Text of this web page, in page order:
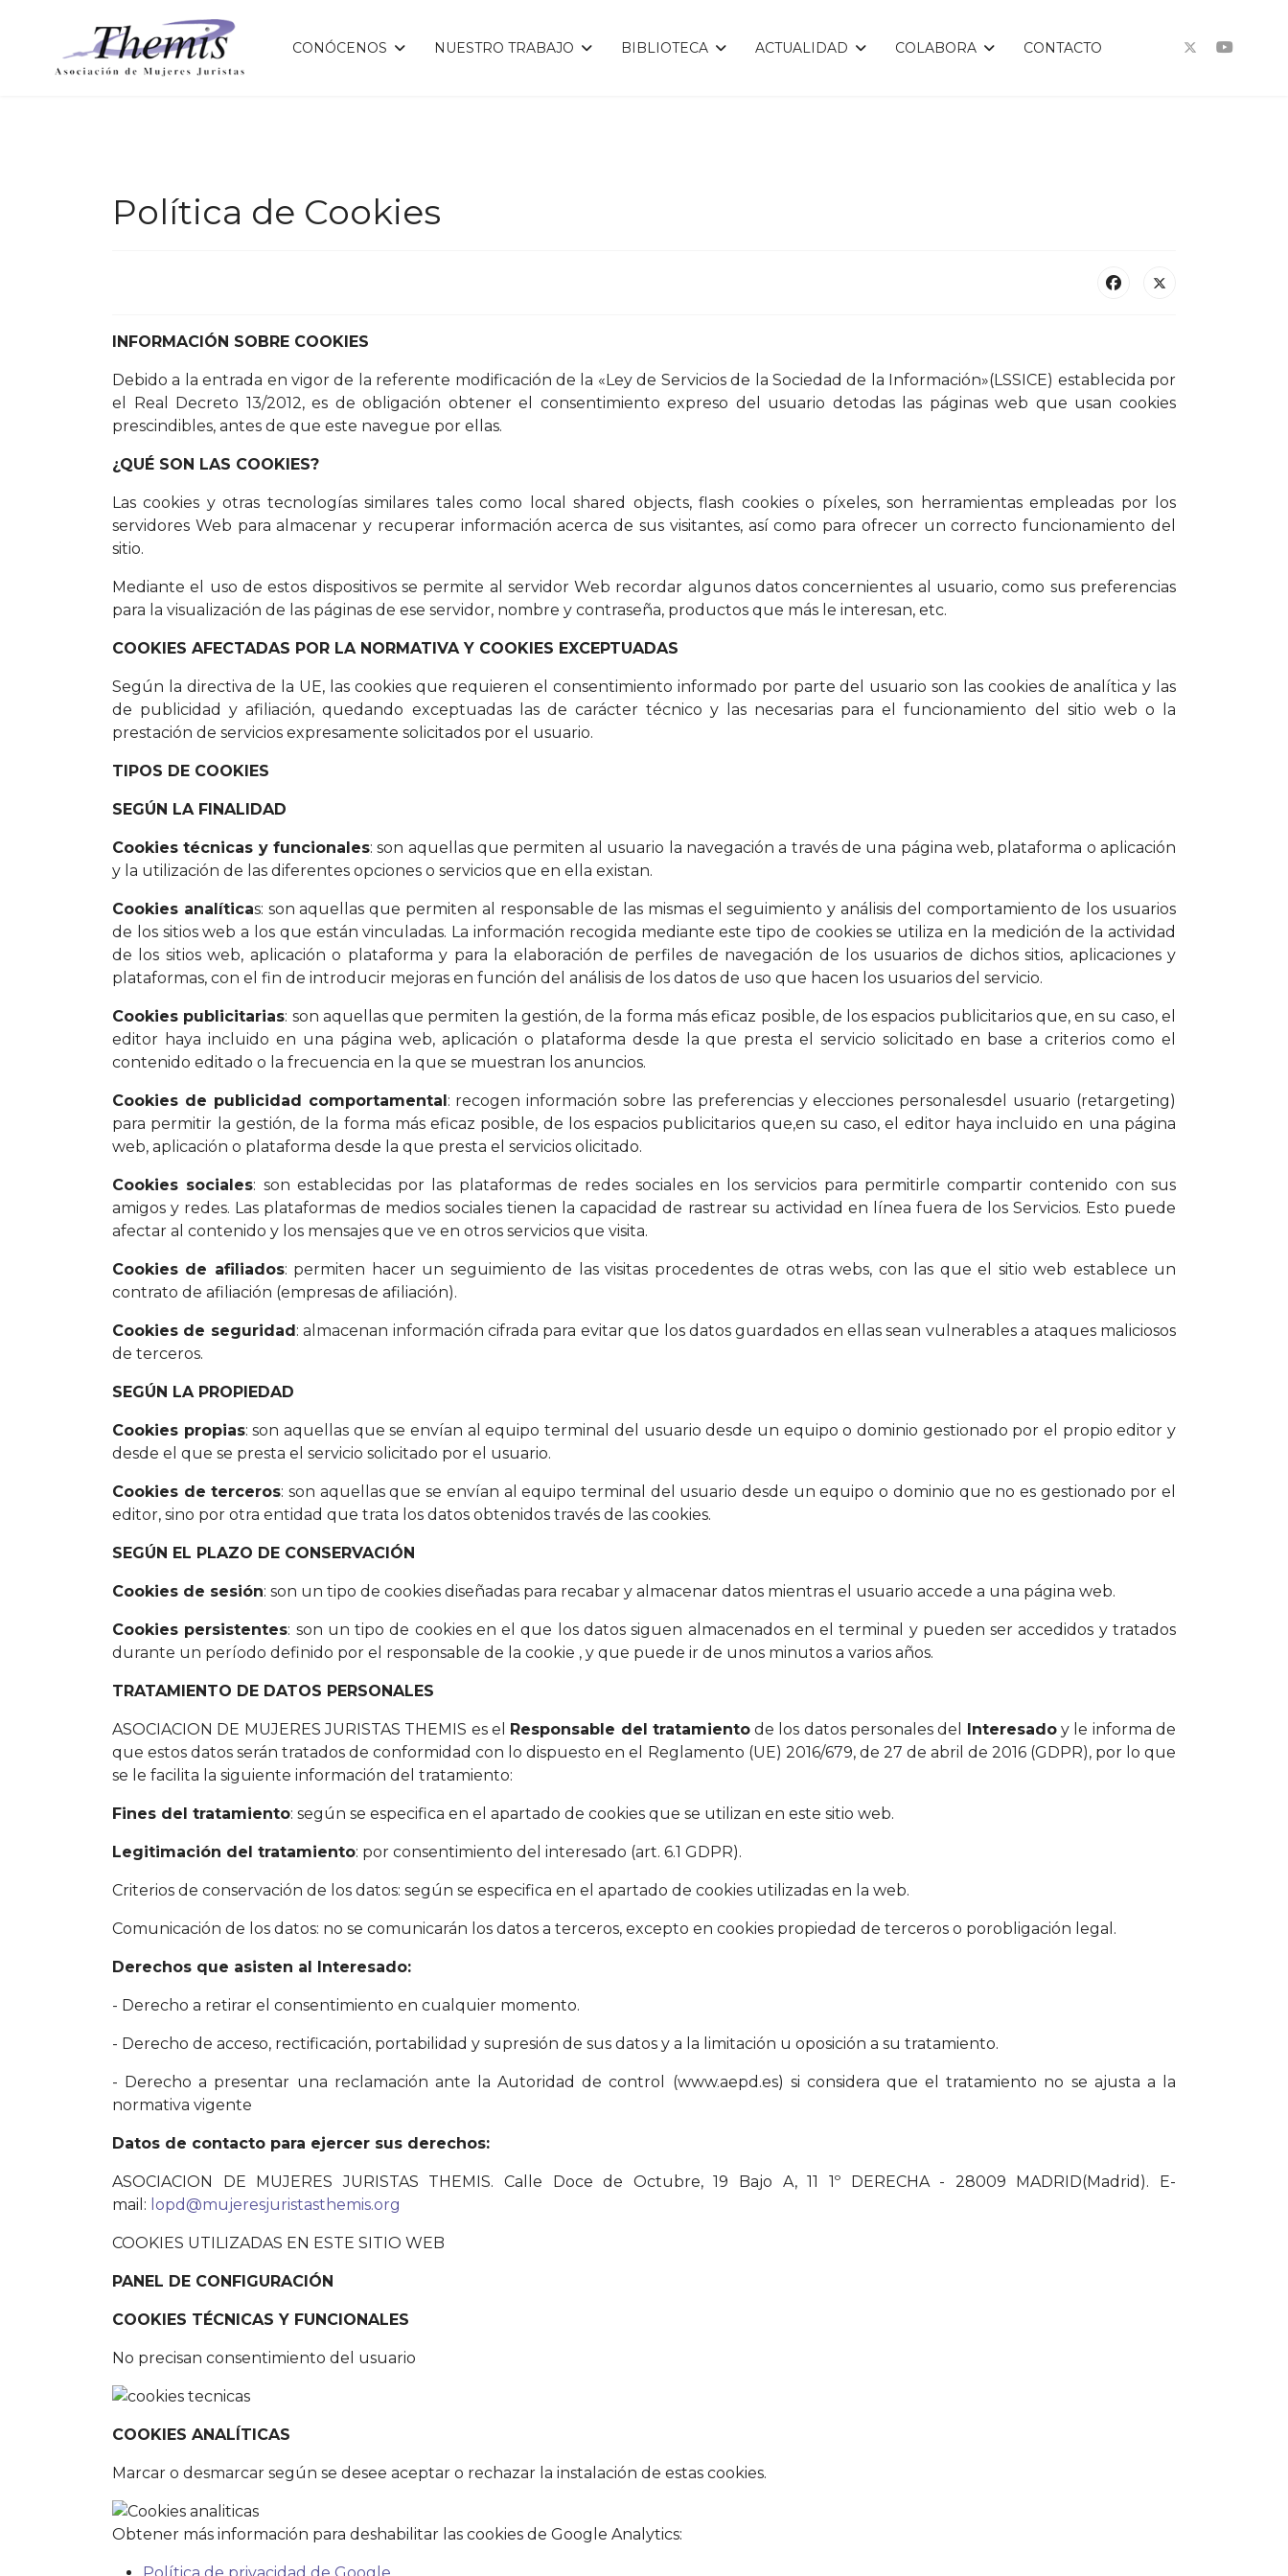
CONÓCENOS NUESTRO TRABAJO BIBLIOTECA ACTUALIDAD COLABORA CONTACTO
Política de Cookies
INFORMACIÓN SOBRE COOKIES
Debido a la entrada en vigor de la referente modificación de la «Ley de Servicios de la Sociedad de la Información»(LSSICE) establecida por
el Real Decreto 13/2012, es de obligación obtener el consentimiento expreso del usuario detodas las páginas web que usan cookies
prescindibles, antes de que este navegue por ellas.
¿QUÉ SON LAS COOKIES?
Las cookies y otras tecnologías similares tales como local shared objects, flash cookies o píxeles, son herramientas empleadas por los
servidores Web para almacenar y recuperar información acerca de sus visitantes, así como para ofrecer un correcto funcionamiento del
sitio.
Mediante el uso de estos dispositivos se permite al servidor Web recordar algunos datos concernientes al usuario, como sus preferencias
para la visualización de las páginas de ese servidor, nombre y contraseña, productos que más le interesan, etc.
COOKIES AFECTADAS POR LA NORMATIVA Y COOKIES EXCEPTUADAS
Según la directiva de la UE, las cookies que requieren el consentimiento informado por parte del usuario son las cookies de analítica y las
de publicidad y afiliación, quedando exceptuadas las de carácter técnico y las necesarias para el funcionamiento del sitio web o la
prestación de servicios expresamente solicitados por el usuario.
TIPOS DE COOKIES
SEGÚN LA FINALIDAD
Cookies técnicas y funcionales: son aquellas que permiten al usuario la navegación a través de una página web, plataforma o aplicación
y la utilización de las diferentes opciones o servicios que en ella existan.
Cookies analíticas: son aquellas que permiten al responsable de las mismas el seguimiento y análisis del comportamiento de los usuarios
de los sitios web a los que están vinculadas. La información recogida mediante este tipo de cookies se utiliza en la medición de la actividad
de los sitios web, aplicación o plataforma y para la elaboración de perfiles de navegación de los usuarios de dichos sitios, aplicaciones y
plataformas, con el fin de introducir mejoras en función del análisis de los datos de uso que hacen los usuarios del servicio.
Cookies publicitarias: son aquellas que permiten la gestión, de la forma más eficaz posible, de los espacios publicitarios que, en su caso, el
editor haya incluido en una página web, aplicación o plataforma desde la que presta el servicio solicitado en base a criterios como el
contenido editado o la frecuencia en la que se muestran los anuncios.
Cookies de publicidad comportamental: recogen información sobre las preferencias y elecciones personalesdel usuario (retargeting)
para permitir la gestión, de la forma más eficaz posible, de los espacios publicitarios que,en su caso, el editor haya incluido en una página
web, aplicación o plataforma desde la que presta el servicios olicitado.
Cookies sociales: son establecidas por las plataformas de redes sociales en los servicios para permitirle compartir contenido con sus
amigos y redes. Las plataformas de medios sociales tienen la capacidad de rastrear su actividad en línea fuera de los Servicios. Esto puede
afectar al contenido y los mensajes que ve en otros servicios que visita.
Cookies de afiliados: permiten hacer un seguimiento de las visitas procedentes de otras webs, con las que el sitio web establece un
contrato de afiliación (empresas de afiliación).
Cookies de seguridad: almacenan información cifrada para evitar que los datos guardados en ellas sean vulnerables a ataques maliciosos
de terceros.
SEGÚN LA PROPIEDAD
Cookies propias: son aquellas que se envían al equipo terminal del usuario desde un equipo o dominio gestionado por el propio editor y
desde el que se presta el servicio solicitado por el usuario.
Cookies de terceros: son aquellas que se envían al equipo terminal del usuario desde un equipo o dominio que no es gestionado por el
editor, sino por otra entidad que trata los datos obtenidos través de las cookies.
SEGÚN EL PLAZO DE CONSERVACIÓN
Cookies de sesión: son un tipo de cookies diseñadas para recabar y almacenar datos mientras el usuario accede a una página web.
Cookies persistentes: son un tipo de cookies en el que los datos siguen almacenados en el terminal y pueden ser accedidos y tratados
durante un período definido por el responsable de la cookie , y que puede ir de unos minutos a varios años.
TRATAMIENTO DE DATOS PERSONALES
ASOCIACION DE MUJERES JURISTAS THEMIS es el Responsable del tratamientode los datos personales del Interesadoy le informa de
que estos datos serán tratados de conformidad con lo dispuesto en el Reglamento (UE) 2016/679, de 27 de abril de 2016 (GDPR), por lo que
se le facilita la siguiente información del tratamiento:
Fines del tratamiento: según se especifica en el apartado de cookies que se utilizan en este sitio web.
Legitimación del tratamiento: por consentimiento del interesado (art. 6.1 GDPR).
Criterios de conservación de los datos: según se especifica en el apartado de cookies utilizadas en la web.
Comunicación de los datos: no se comunicarán los datos a terceros, excepto en cookies propiedad de terceros o porobligación legal.
Derechos que asisten al Interesado:
- Derecho a retirar el consentimiento en cualquier momento.
- Derecho de acceso, rectificación, portabilidad y supresión de sus datos y a la limitación u oposición a su tratamiento.
- Derecho a presentar una reclamación ante la Autoridad de control (www.aepd.es) si considera que el tratamiento no se ajusta a la
normativa vigente
Datos de contacto para ejercer sus derechos:
ASOCIACION DE MUJERES JURISTAS THEMIS. Calle Doce de Octubre, 19 Bajo A, 11 1º DERECHA - 28009 MADRID(Madrid). E-
mail: lopd@mujeresjuristasthemis.org
COOKIES UTILIZADAS EN ESTE SITIO WEB
PANEL DE CONFIGURACIÓN
COOKIES TÉCNICAS Y FUNCIONALES
No precisan consentimiento del usuario
COOKIES ANALÍTICAS
Marcar o desmarcar según se desee aceptar o rechazar la instalación de estas cookies.
Obtener más información para deshabilitar las cookies de Google Analytics: